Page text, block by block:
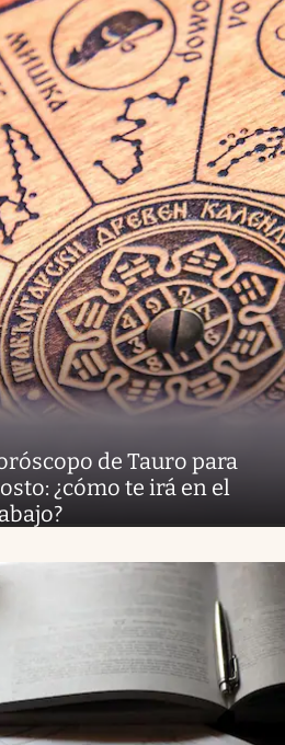
de Tauro para
¿cómo te irá en el